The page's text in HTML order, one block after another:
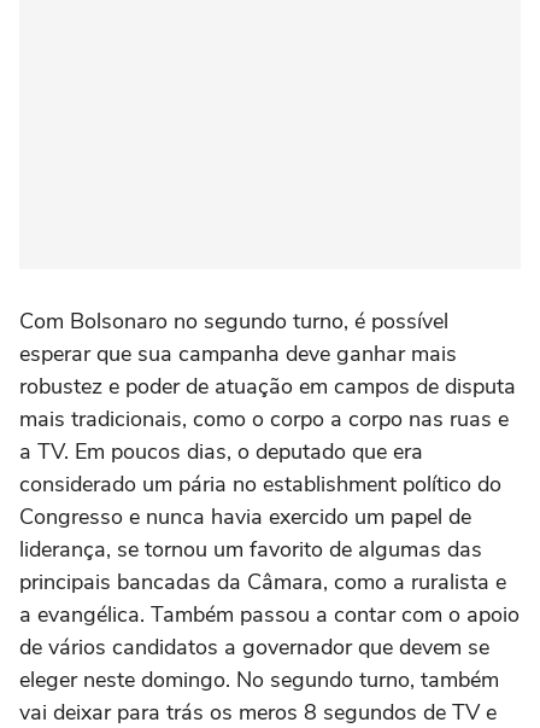
Com Bolsonaro no segundo turno, é possível
esperar que sua campanha deve ganhar mais
robustez e poder de atuação em campos de disputa
mais tradicionais, como o corpo a corpo nas ruas e
a TV. Em poucos dias, o deputado que era
considerado um pária no establishment político do
Congresso e nunca havia exercido um papel de
liderança, se tornou um favorito de algumas das
principais bancadas da Câmara, como a ruralista e
a evangélica. Também passou a contar com o apoio
de vários candidatos a governador que devem se
eleger neste domingo. No segundo turno, também
vai deixar para trás os meros 8 segundos de TV e